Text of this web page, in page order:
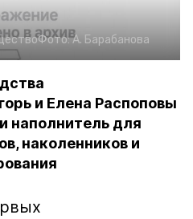
Фото:А. Барабанова
и Елена Распоповы
наполнитель для
наколенников и